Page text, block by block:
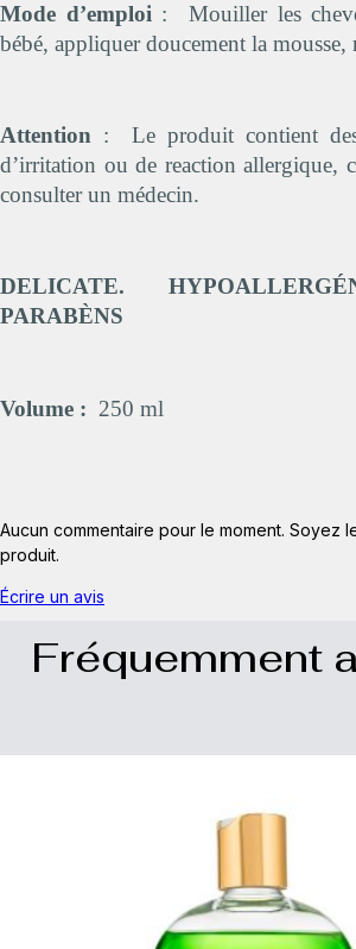
Mode d’emploi: Mouiller les
bébé, appliquer doucement la mousse,
Attention : Le produit contient
d’irritation ou de reaction allergique,
consulter un médecin.
DELICATE.
PARABÈNS
Volume : 250 ml
Aucun commentaire pour le moment. Soyez
produit.
Écrire un avis
Fréquemment